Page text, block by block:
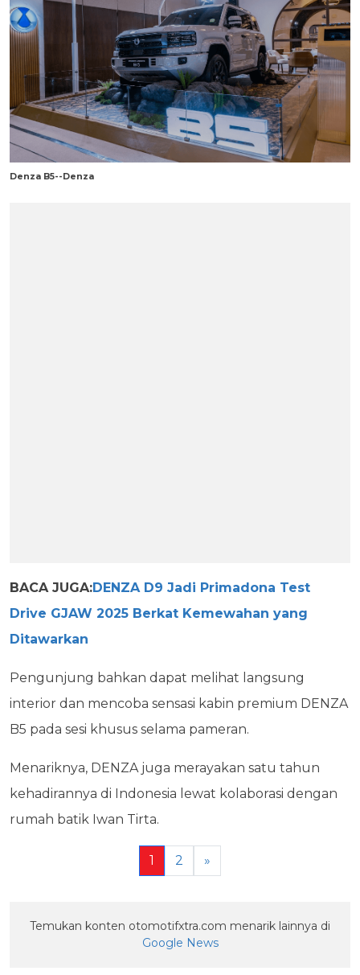
Denza B5--Denza
BACA JUGA:DENZA D9 Jadi Primadona Test
Drive GJAW 2025 Berkat Kemewahan yang
Ditawarkan
Pengunjung bahkan dapat melihat langsung
interior dan mencoba sensasi kabin premium DENZA
B5 pada sesi khusus selama pameran.
Menariknya, DENZA juga merayakan satu tahun
kehadirannya di Indonesia lewat kolaborasi dengan
rumah batik Iwan Tirta.
1 2 »
Temukan konten otomotifxtra.com menarik lainnya di
Google News